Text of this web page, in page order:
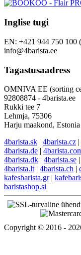
Inglise tugi
EN: +421 944 750 100
info@4barista.ee
Tagastusaadress
OMNIVA EE (sorting
92808874 - 4barista.ee
Rukki tee 7
Lehmja, 75306
Harju maakond, Estonia
4barista.sk | 4barista.cz |
4barista.de |
4barista.dk | 4barista.se |
4barista.lt | 4barista.ch |
kafesbarista.gr|
baristashop.si
Copyright © 2016 -